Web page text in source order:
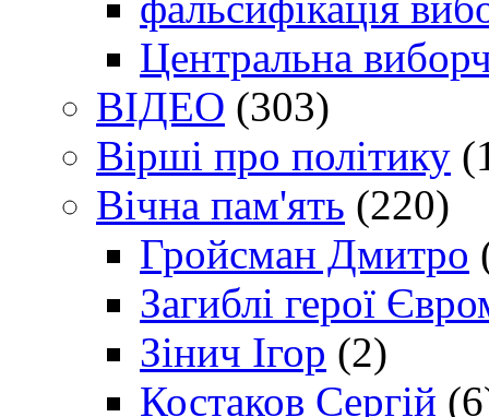
Центральна
ВІДЕО (303)
Вірші про політику
Вічна пам'ять (220)
Гройсман Дмитро
Загиблі герої
Зінич Ігор (2)
Костаков Сергій